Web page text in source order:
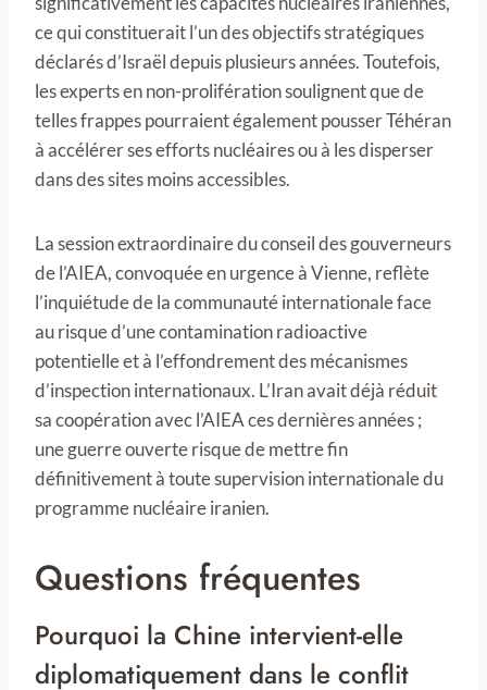
ce qui constituerait l’un des objectifs stratégiques
déclarés d’Israël depuis plusieurs années. Toutefois,
les experts en non-prolifération soulignent que de
telles frappes pourraient également pousser Téhéran
à accélérer ses efforts nucléaires ou à les disperser
dans des sites moins accessibles.
La session extraordinaire du conseil des gouverneurs
de l’AIEA, convoquée en urgence à Vienne, reflète
l’inquiétude de la communauté internationale face
au risque d’une contamination radioactive
potentielle et à l’effondrement des mécanismes
d’inspection internationaux. L’Iran avait déjà réduit
sa coopération avec l’AIEA ces dernières années ;
une guerre ouverte risque de mettre fin
définitivement à toute supervision internationale du
programme nucléaire iranien.
Questions fréquentes
Pourquoi la Chine intervient-elle
diplomatiquement dans le conflit